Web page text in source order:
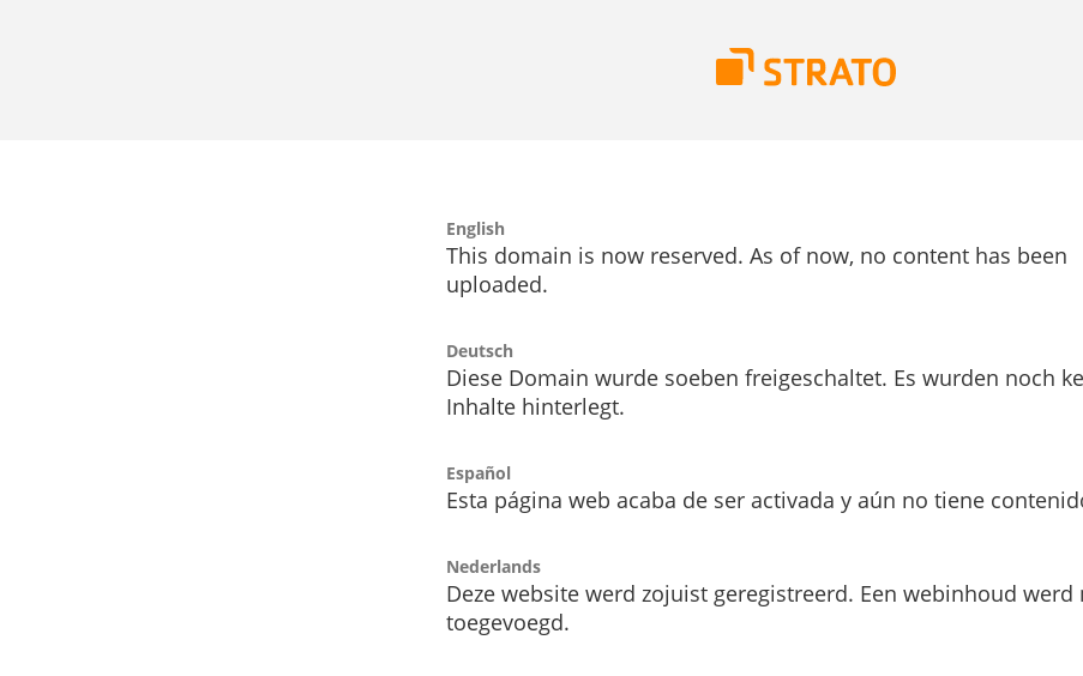
English
This domain is now reserved. As of now, no content has been
uploaded.
Deutsch
Diese Domain wurde soeben freigeschaltet. Es wurden noch
Inhalte hinterlegt.
Español
Esta página web acaba de ser activada y aún no tiene
Nederlands
Deze website werd zojuist geregistreerd. Een webinhoud werd
toegevoegd.